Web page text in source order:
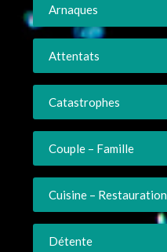
Arnaques
Attentats
Catastrophes
Couple – Famille
Cuisine – Restauration
Détente